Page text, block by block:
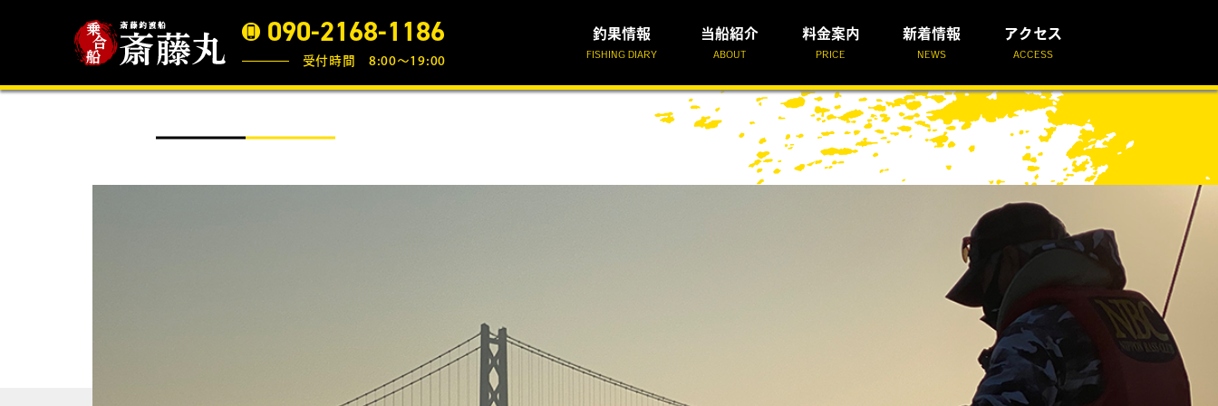
090-2168-1186
受付時間 8:00〜19:00
釣果情報
FISHING DIARY
当船紹介
ABOUT
料金案内
PRICE
新着情報
NEWS
アクセス
ACCESS